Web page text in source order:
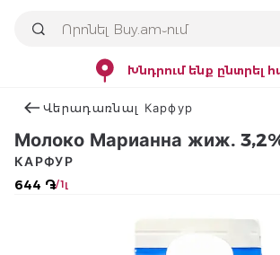
Խնդրում ենք ընտրել
Վերադառնալ Карфур
Молоко Марианна жиж.
644 ֏/ 1լ
КАРФУР